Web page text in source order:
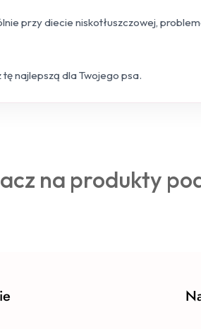
przy diecie niskotłuszczowej,
najlepszą dla Twojego psa.
na produkty